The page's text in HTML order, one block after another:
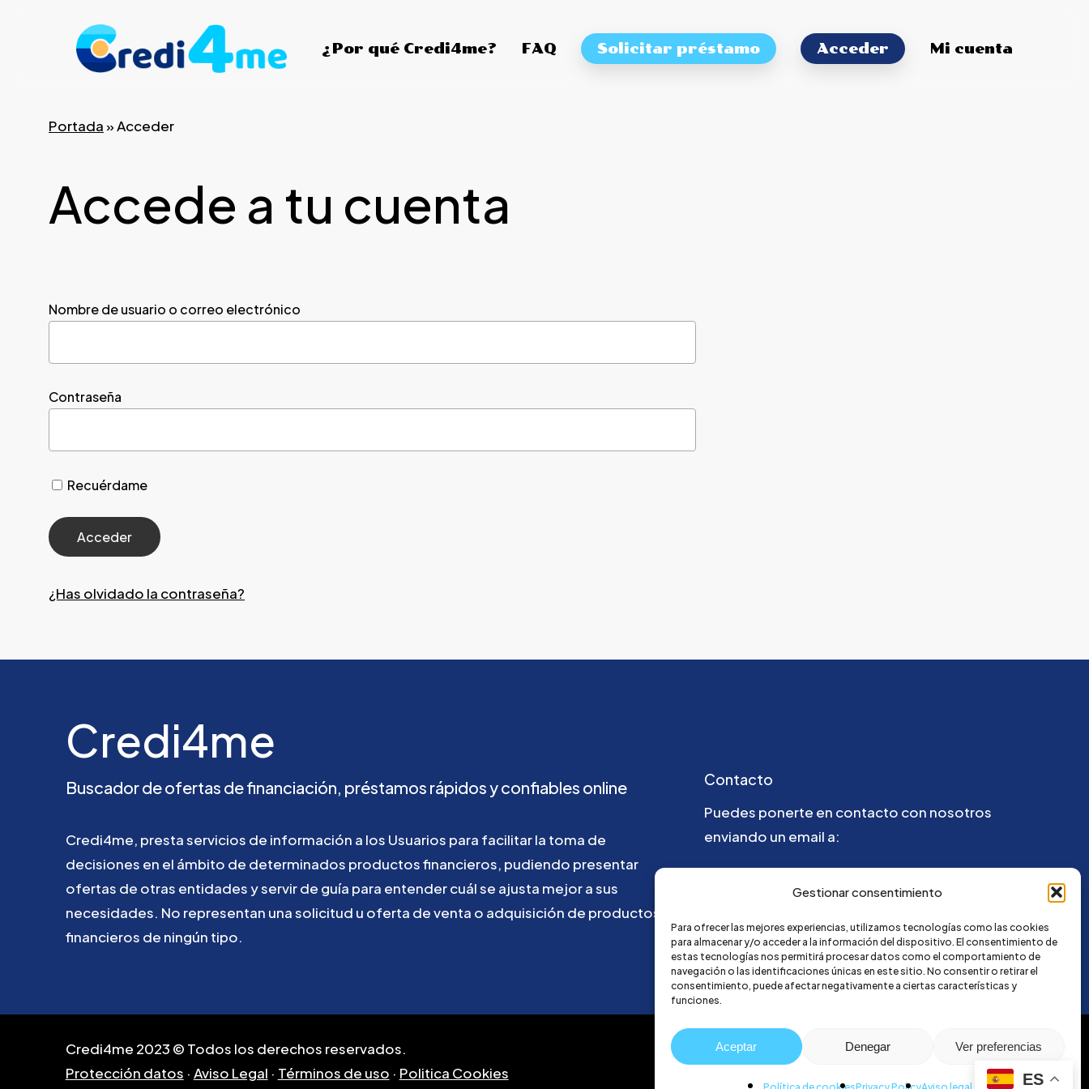
Gestionar consentimiento
Para ofrecer las mejores experiencias, utilizamos tecnologías como las cookies
para almacenar y/o acceder a la información del dispositivo. El consentimiento de
estas tecnologías nos permitirá procesar datos como el comportamiento de
navegación o las identificaciones únicas en este sitio. No consentir o retirar el
consentimiento, puede afectar negativamente a ciertas características y
funciones.
Aceptar Denegar Ver preferencias
¿Por qué Credi4me? FAQ Solicitar préstamo Acceder Mi cuenta
Portada»Acceder
Accede a tu cuenta
Nombre de usuario o correo electrónico
Contraseña
Recuérdame
¿Has olvidado la contraseña?
Credi4me
Buscadordeofertas definanciación, préstamos rápidosyconfiables online
Credi4me, prestaservicios de información a los Usuarios para facilitarla toma de
decisiones en el ámbito de determinados productosfinancieros, pudiendo presentar
ofertas de otras entidadesyservirde guía para entendercuálse ajusta mejorasus
necesidades. No representan unasolicitud u oferta deventa o adquisición de productos
financieros de ningún tipo.
Contacto
Puedes ponerte en contacto con nosotros
enviando un email a:
Credi4me 2023 © Todos los derechos reservados.
Protección datos · Aviso Legal · Términos de uso · Politica Cookies ES